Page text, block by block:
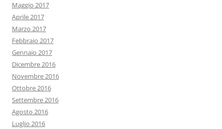
Maggio 2017
Aprile 2017
Marzo 2017
Febbraio 2017
Gennaio 2017
Dicembre 2016
Novembre 2016
Ottobre 2016
Settembre 2016
Agosto 2016
Luglio 2016